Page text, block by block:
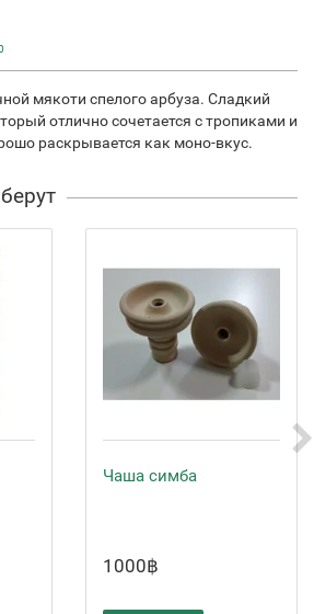
мякоти спелого арбуза. Сладкий
отлично сочетается с тропиками и
раскрывается как моно-вкус.
Чаша симба
1000฿